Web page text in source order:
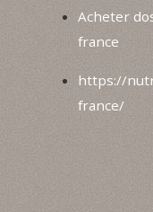
Acheter
france
https://
france/